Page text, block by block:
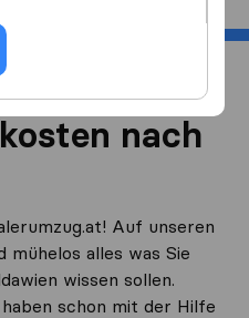
40% von
nach
Auf unseren
mühelos alles was Sie
wissen sollen.
schon mit der Hilfe